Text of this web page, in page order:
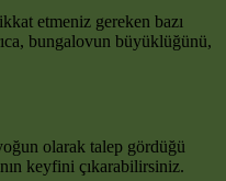
etmeniz gereken bazı
bungalovun büyüklüğünü,
olarak talep gördüğü
keyfini çıkarabilirsiniz.